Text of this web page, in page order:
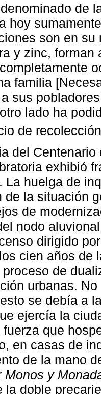
de
hoy
son en
y zinc, forman
familia
sus
lado ha
de
del
exhibió
La huelga de
la situación
de
nodo
dirigido
cien años de
de
urbanas.
se debía a
ejercía la
que
en casas de
de la mano
Monos y
la doble